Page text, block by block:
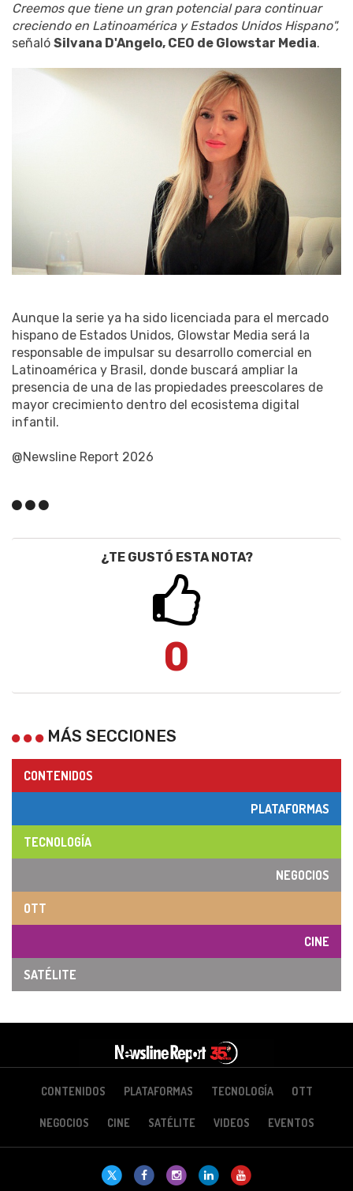
Creemos que tiene un gran potencial para continuar
creciendo en Latinoamérica y Estados Unidos Hispano",
señaló Silvana D'Angelo, CEO de Glowstar Media.
Aunque la serie ya ha sido licenciada para el mercado
hispano de Estados Unidos, Glowstar Media será la
responsable de impulsar su desarrollo comercial en
Latinoamérica y Brasil, donde buscará ampliar la
presencia de una de las propiedades preescolares de
mayor crecimiento dentro del ecosistema digital
infantil.
@Newsline Report 2026
¿TE GUSTÓ ESTA NOTA?
0
MÁS SECCIONES
CONTENIDOS
PLATAFORMAS
TECNOLOGÍA
NEGOCIOS
OTT
CINE
SATÉLITE
CONTENIDOS PLATAFORMAS TECNOLOGÍA OTT
NEGOCIOS CINE SATÉLITE VIDEOS EVENTOS